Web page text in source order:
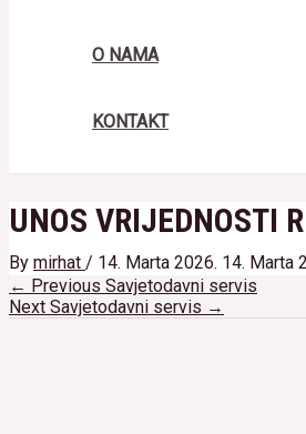
O NAMA
KONTAKT
UNOS VRIJEDNOSTI
By mirhat / 14. Marta 2026. 14. Marta
Navigacija
članaka
← Previous Savjetodavni servis
Next Savjetodavni servis →